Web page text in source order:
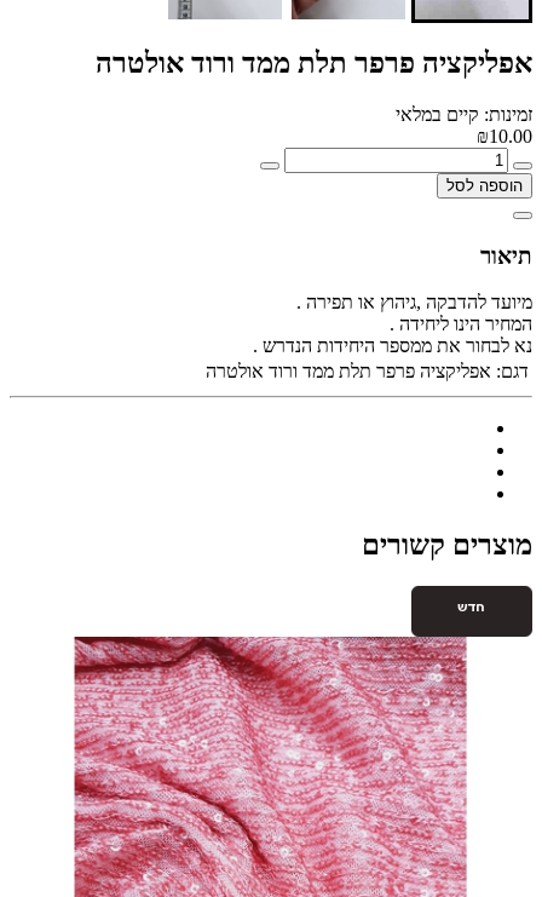
אפליקציה פרפר תלת ממד ורוד אולטרה
זמינות: קיים במלאי
₪10.00
הוספה לסל
תיאור
מיועד להדבקה ,גיהוץ או תפירה .
המחיר הינו ליחידה .
נא לבחור את ממספר היחידות הנדרש .
דגם: אפליקציה פרפר תלת ממד ורוד אולטרה
מוצרים קשורים